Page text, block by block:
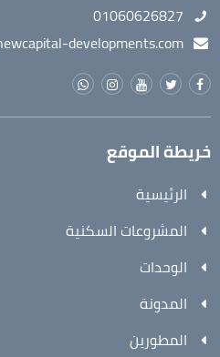
01060626827
developments.com
خريطة الموقع
الرئيسية
المشروعات السكنية
الوحدات
المدونة
المطورين